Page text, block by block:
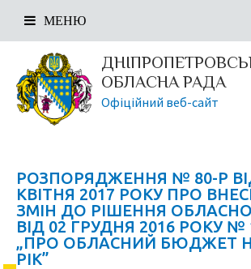
ОБЛАСНА РАДА
Офіційний веб-сайт
МЕНЮ
РОЗПОРЯДЖЕННЯ № 80-Р
КВІТНЯ 2017 РОКУ ПРО
ЗМІН ДО РІШЕННЯ
ВІД 02 ГРУДНЯ 2016 РОКУ №
„ПРО ОБЛАСНИЙ БЮДЖЕТ
РІК”